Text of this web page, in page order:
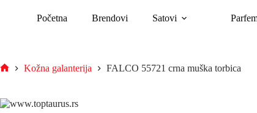
Početna Brendovi Satovi
Kožna galanterija FALCO 55721 crna muška torbica